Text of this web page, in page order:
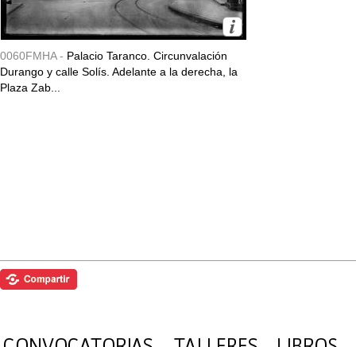
0060FMHA - Palacio Taranco. Circunvalación
Durango y calle Solís. Adelante a la derecha, la
Plaza Zab...